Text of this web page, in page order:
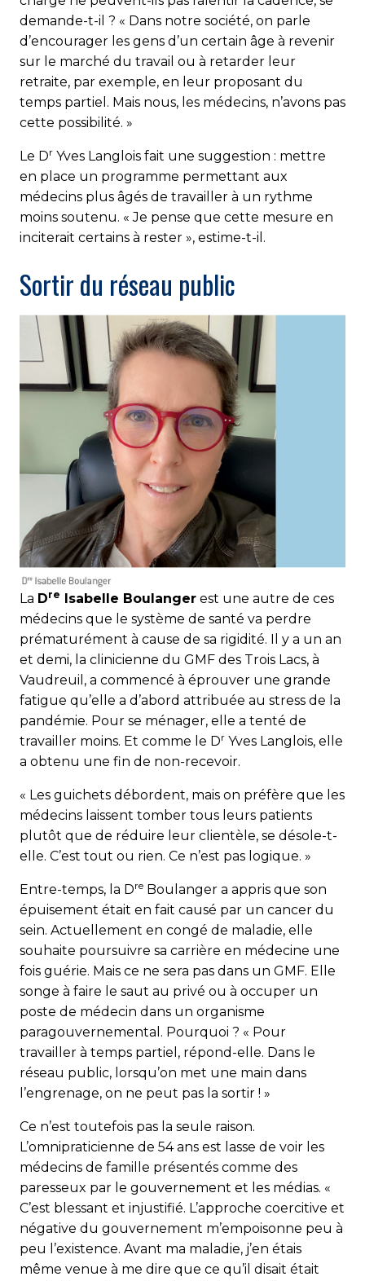
demande-t-il ? « Dans notre société, on parle
d’encourager les gens d’un certain âge à revenir
sur le marché du travail ou à retarder leur
retraite, par exemple, en leur proposant du
temps partiel. Mais nous, les médecins, n’avons pas
cette possibilité. »
Le Dr Yves Langlois fait une suggestion : mettre
en place un programme permettant aux
médecins plus âgés de travailler à un rythme
moins soutenu. « Je pense que cette mesure en
inciterait certains à rester », estime-t-il.
Sortir du réseau public
La Dre Isabelle Boulanger est une autre de ces
médecins que le système de santé va perdre
prématurément à cause de sa rigidité. Il y a un an
et demi, la clinicienne du GMF des Trois Lacs, à
Vaudreuil, a commencé à éprouver une grande
fatigue qu’elle a d’abord attribuée au stress de la
pandémie. Pour se ménager, elle a tenté de
travailler moins. Et comme le Dr Yves Langlois, elle
a obtenu une fin de non-recevoir.
« Les guichets débordent, mais on préfère que les
médecins laissent tomber tous leurs patients
plutôt que de réduire leur clientèle, se désole-t-
elle. C’est tout ou rien. Ce n’est pas logique. »
Entre-temps, la Dre Boulanger a appris que son
épuisement était en fait causé par un cancer du
sein. Actuellement en congé de maladie, elle
souhaite poursuivre sa carrière en médecine une
fois guérie. Mais ce ne sera pas dans un GMF. Elle
songe à faire le saut au privé ou à occuper un
poste de médecin dans un organisme
paragouvernemental. Pourquoi ? « Pour
travailler à temps partiel, répond-elle. Dans le
réseau public, lorsqu’on met une main dans
l’engrenage, on ne peut pas la sortir ! »
Ce n’est toutefois pas la seule raison.
L’omnipraticienne de 54 ans est lasse de voir les
médecins de famille présentés comme des
paresseux par le gouvernement et les médias. «
C’est blessant et injustifié. L’approche coercitive et
négative du gouvernement m’empoisonne peu à
peu l’existence. Avant ma maladie, j’en étais
même venue à me dire que ce qu’il disait était